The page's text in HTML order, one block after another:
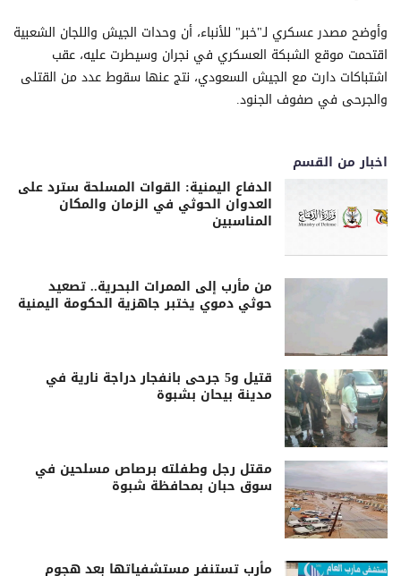
وأوضح مصدر عسكري لـ"خبر" للأنباء، أن وحدات الجيش واللجان الشعبية
اقتحمت موقع الشبكة العسكري في نجران وسيطرت عليه، عقب
اشتباكات دارت مع الجيش السعودي، نتج عنها سقوط عدد من القتلى
والجرحى في صفوف الجنود.
اخبار من القسم
الدفاع اليمنية: القوات المسلحة سترد على
العدوان الحوثي في الزمان والمكان
المناسبين
من مأرب إلى الممرات البحرية.. تصعيد
حوثي دموي يختبر جاهزية الحكومة اليمنية
قتيل و5 جرحى بانفجار دراجة نارية في
مدينة بيحان بشبوة
مقتل رجل وطفلته برصاص مسلحين في
سوق حبان بمحافظة شبوة
مأرب تستنفر مستشفياتها بعد هجوم